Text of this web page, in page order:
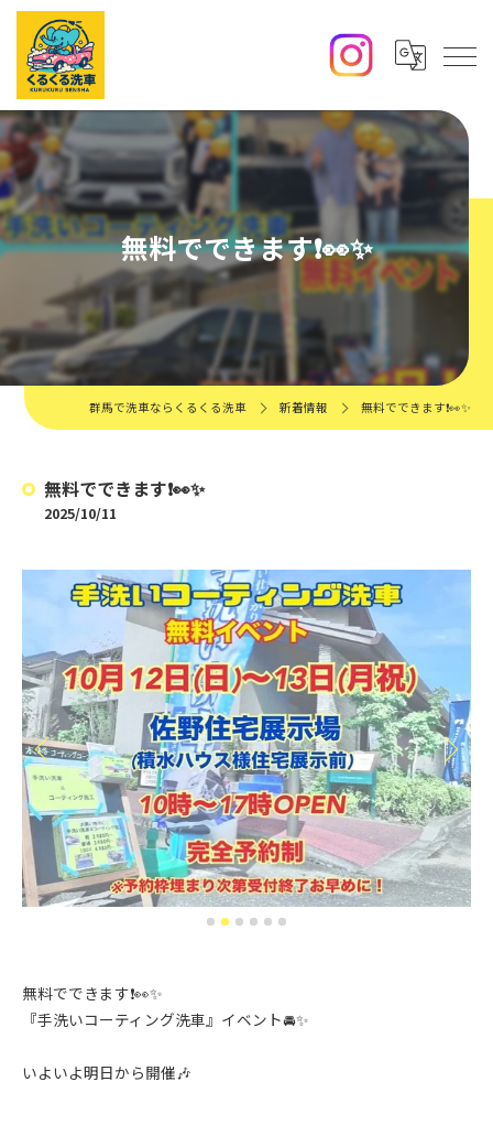
無料でできます❗️👀✨️
群馬で洗車ならくるくる洗車 新着情報 無料でできます❗️👀✨️
無料でできます❗️👀✨️
2025/10/11
無料でできます❗️👀✨️
『手洗いコーティング洗車』イベント🚘✨️
いよいよ明日から開催🎶